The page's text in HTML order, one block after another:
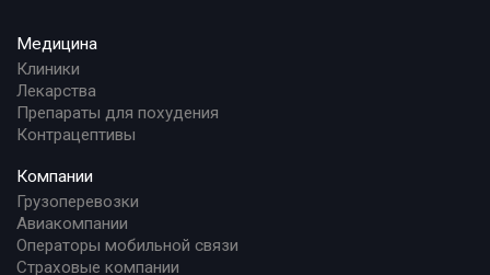
Медицина
Клиники
Лекарства
Препараты для похудения
Контрацептивы
Компании
Грузоперевозки
Авиакомпании
Операторы мобильной связи
Страховые компании